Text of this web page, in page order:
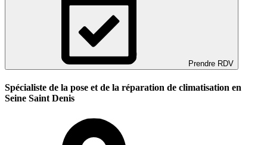
Prendre RDV
Spécialiste de la pose et de la réparation de climatisation en
Seine Saint Denis